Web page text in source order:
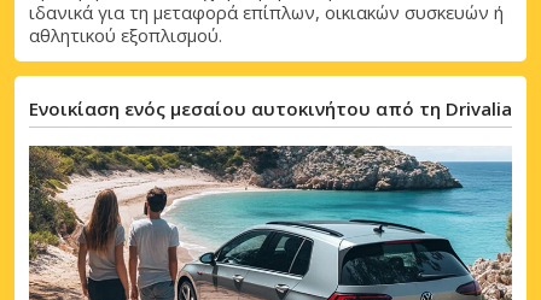
ιδανικά για τη μεταφορά επίπλων, οικιακών συσκευών ή
αθλητικού εξοπλισμού.
Ενοικίαση ενός μεσαίου αυτοκινήτου από τη Drivalia